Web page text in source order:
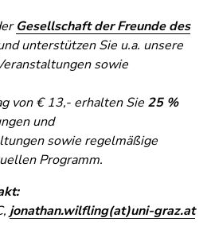
Gesellschaft der Freunde des
unterstützen Sie u.a. unsere
sowie
von € 13,- erhalten Sie 25 %
und
sowie regelmäßige
Programm.
jonathan.wilfling(at)uni-graz.at